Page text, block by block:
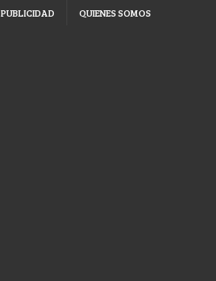
PUBLICIDAD QUIENES SOMOS